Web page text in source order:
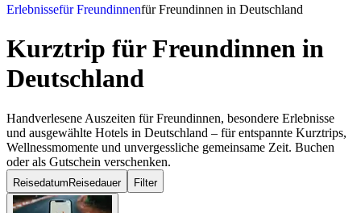
Erlebnissefür Freundinnenfür Freundinnen in Deutschland
Kurztrip für Freundinnen in
Deutschland
Handverlesene Auszeiten für Freundinnen, besondere Erlebnisse
und ausgewählte Hotels in Deutschland – für entspannte Kurztrips,
Wellnessmomente und unvergessliche gemeinsame Zeit. Buchen
oder als Gutschein verschenken.
Reisedatum Reisedauer Filter